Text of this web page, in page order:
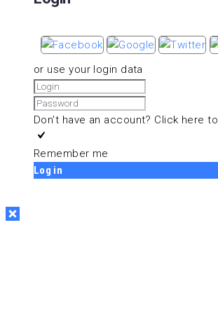
or use your login data
Don't have an account? Click here to
Remember me
Log in